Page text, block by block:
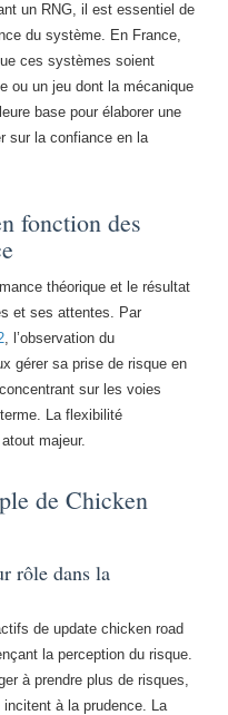
un RNG, il est essentiel de
du système. En France,
ces systèmes soient
ou un jeu dont la mécanique
base pour élaborer une
sur la confiance en la
fonction des
théorique et le résultat
et ses attentes. Par
, l’observation du
gérer sa prise de risque en
sur les voies
La flexibilité
majeur.
de Chicken
rôle dans la
de update chicken road
la perception du risque.
à prendre plus de risques,
à la prudence. La